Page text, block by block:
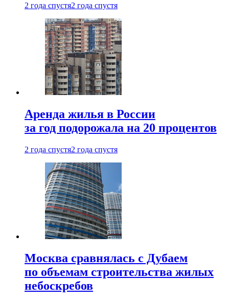
2 года спустя2 года спустя
Аренда жилья в России
за год подорожала на 20 процентов
2 года спустя2 года спустя
Москва сравнялась с Дубаем
по объемам строительства жилых
небоскребов